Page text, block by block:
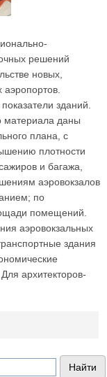
решений
новых,
зданий.
материала даны
плана, с
плотности
и багажа,
аэровокзалов
по
помещений.
аэровокзальных
здания
архитекторов-